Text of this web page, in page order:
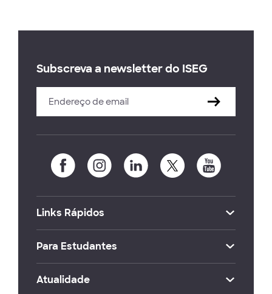
Subscreva a newsletter do ISEG
Links Rápidos
Para Estudantes
Atualidade